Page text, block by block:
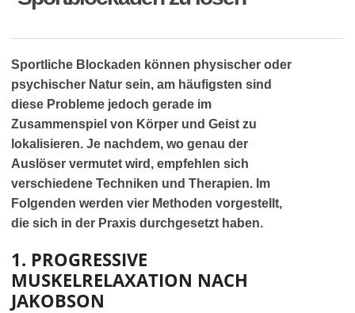
Sportliche Blockaden können physischer oder
psychischer Natur sein, am häufigsten sind
diese Probleme jedoch gerade im
Zusammenspiel von Körper und Geist zu
lokalisieren. Je nachdem, wo genau der
Auslöser vermutet wird, empfehlen sich
verschiedene Techniken und Therapien. Im
Folgenden werden vier Methoden vorgestellt,
die sich in der Praxis durchgesetzt haben.
1. PROGRESSIVE
MUSKELRELAXATION NACH
JAKOBSON